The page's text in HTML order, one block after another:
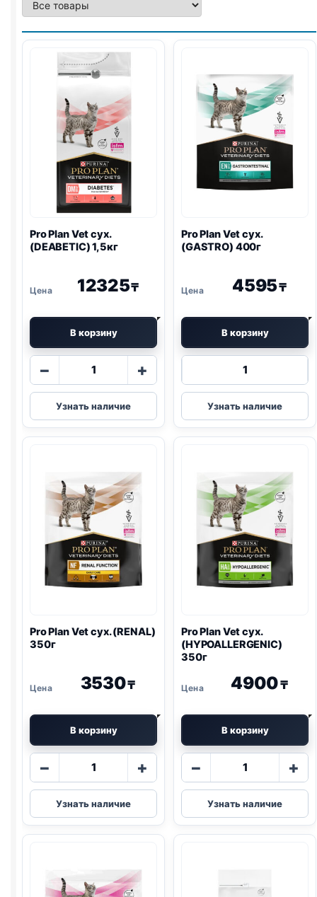
Pro PlanVet сух.
(DEABETIC) 1,5кг
12325₸
В корзину
−
Количество
Pro
Plan
Vet
+
Узнать наличие
Pro PlanVet сух.
(GASTRO) 400г
4595₸
В корзину
Количество
Pro
Plan
Vet
Узнать наличие
Pro PlanVet сух. (RENAL)
350г
3530₸
В корзину
−
Количество
Pro
Plan
Vet
+
Узнать наличие
Pro PlanVet сух.
(HYPOALLERGENIC)
350г
4900₸
В корзину
−
Количество
Pro
Plan
Vet
+
Узнать наличие